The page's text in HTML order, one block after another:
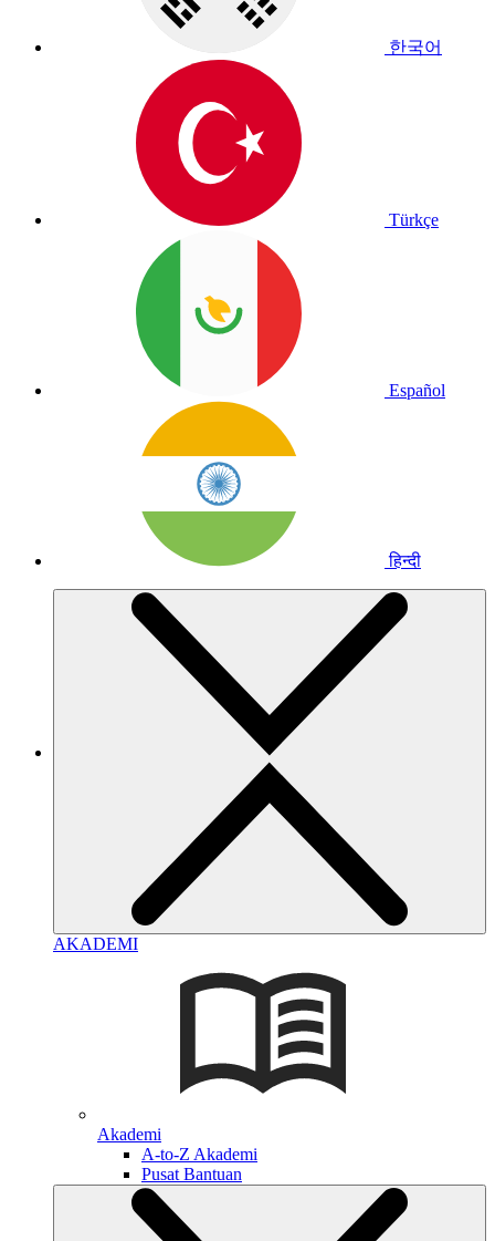
한국어
Türkçe
Español
हिन्दी
AKADEMI
Akademi
A-to-Z Akademi
Pusat Bantuan